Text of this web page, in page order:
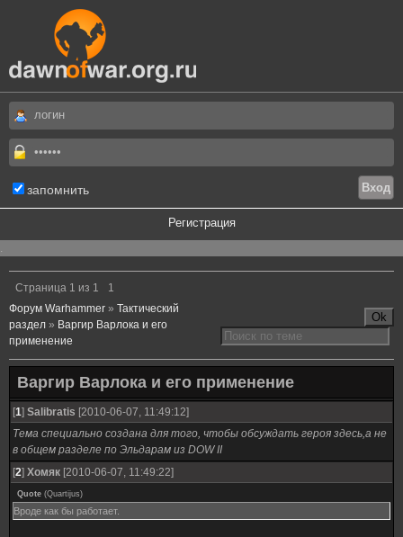
запомнить
Регистрация
.
Страница 1 из 1
1
Форум Warhammer » Тактический
раздел » Варгир Варлока и его
применение
Варгир Варлока и его применение
[1] Salibratis [2010-06-07, 11:49:12]
Тема специально создана для того, чтобы обсуждать героя здесь,а не
в общем разделе по Эльдарам из DOW II
[2] Хомяк [2010-06-07, 11:49:22]
Quote (Quartijus)
Вроде как бы работает.